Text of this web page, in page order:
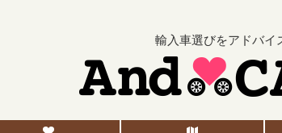
輸入車選びをアドバイ